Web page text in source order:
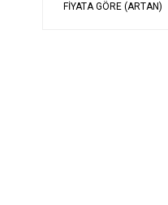
FIYATA GÖRE (ARTAN)